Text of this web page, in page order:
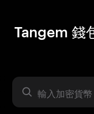
Tangem 錢
資產